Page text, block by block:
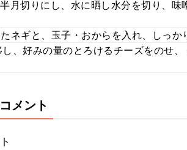
月切りにし、水に晒し水分を切り、味
ネギと、玉子・おからを入れ、しっか
、好みの量のとろけるチーズをのせ
メント